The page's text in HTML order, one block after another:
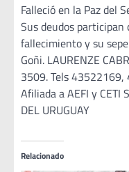
Falleció en la Paz del
Sus deudos
fallecimiento y su
Goñi. LAURENZE
3509. Tels
Afiliada a AEFI y CETI
DEL URUGUAY
Relacionado